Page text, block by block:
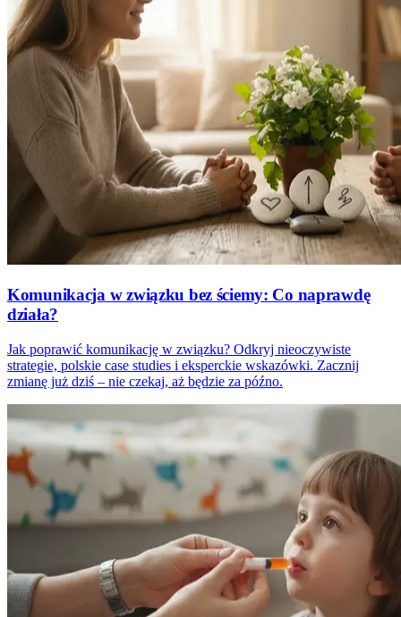
Komunikacja w związku bez ściemy: Co naprawdę
działa?
Jak poprawić komunikację w związku? Odkryj nieoczywiste
strategie, polskie case studies i eksperckie wskazówki. Zacznij
zmianę już dziś – nie czekaj, aż będzie za późno.